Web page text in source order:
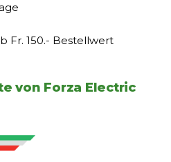
Fr. 150.- Bestellwert
von Forza Electric